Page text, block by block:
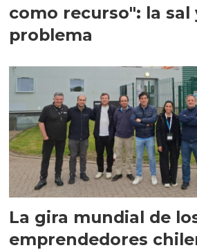
como recurso": la sal
problema
La gira mundial de
emprendedores